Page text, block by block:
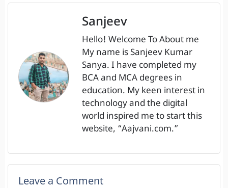
Sanjeev
Hello! Welcome To About me
My name is Sanjeev Kumar
Sanya. I have completed my
BCA and MCA degrees in
education. My keen interest in
technology and the digital
world inspired me to start this
website, “Aajvani.com.”
Leave a Comment